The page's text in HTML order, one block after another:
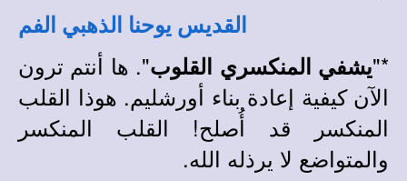
القديس يوحنا الذهبي الفم
*
"يشفي المنكسري القلوب". ها أنتم ترون
الآن كيفية إعادة بناء أورشليم. هوذا القلب
المنكسر قد أُصلح! القلب المنكسر
والمتواضع لا يرذله الله.